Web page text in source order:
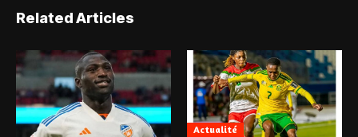
Related Articles
Actualité